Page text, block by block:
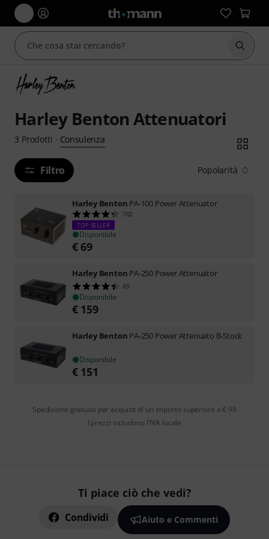
Harley Benton Attenuatori
3 Prodotti · Consulenza
Filtro Popolarità
Harley Benton PA-100 Power Attenuator
702
TOP SELLER
Disponibile
€ 69
Harley Benton PA-250 Power Attenuator
89
Disponibile
€ 159
Harley Benton PA-250 Power Attenuato B-Stock
Disponibile
€ 151
Spedizione gratuita per acquisti di un importo superiore a € 99
I prezzi includono l'IVA locale
Ti piace ciò che vedi?
Condividi Aiuto e Commenti